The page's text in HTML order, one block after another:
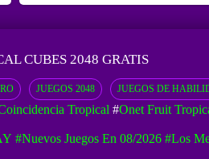
CUBES 2048 GRATIS
JUEGOS 2048 JUEGOS DE
Tropical #Onet Fruit
#Nuevos Juegos En 08/2026 #Los